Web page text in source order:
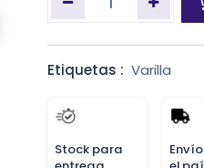
Etiquetas : Varilla
Stock para